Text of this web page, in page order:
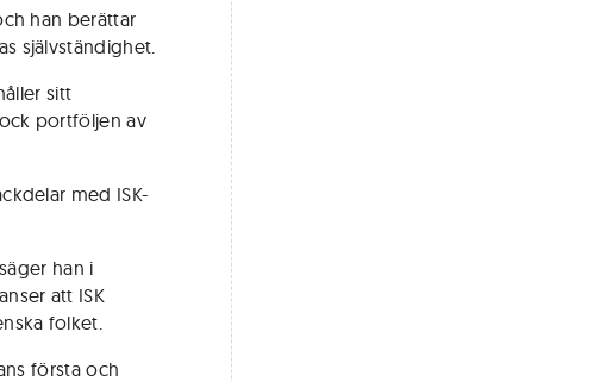
han berättar
självständighet.
sitt
portföljen av
med ISK-
han i
att ISK
folket.
första och